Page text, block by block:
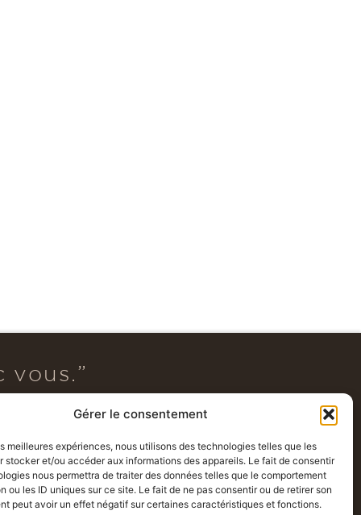
Gérer le consentement
meilleures expériences, nous utilisons des technologies telles que les
stocker et/ou accéder aux informations des appareils. Le fait de consentir
nous permettra de traiter des données telles que le comportement
ou les ID uniques sur ce site. Le fait de ne pas consentir ou de retirer son
peut avoir un effet négatif sur certaines caractéristiques et fonctions.
vous.”
ABONNEZ-VOUS À NOTRE NEWSLETTER !
@ 2025, Maison Kerviche by Maison Kerviche